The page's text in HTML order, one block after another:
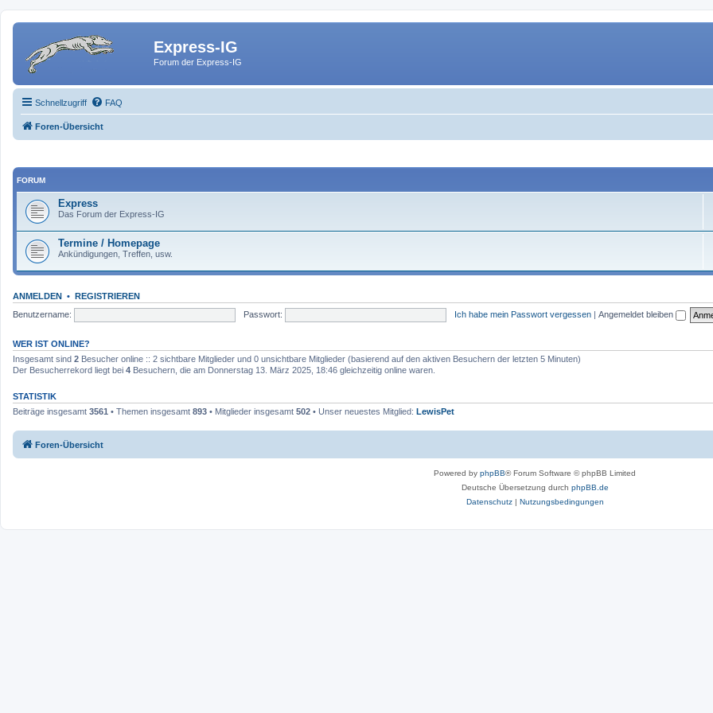
Express-IG
Forum der Express-IG
Schnellzugriff FAQ
Foren-Übersicht
FORUM
Express
Das Forum der Express-IG
Termine / Homepage
Ankündigungen, Treffen, usw.
ANMELDEN • REGISTRIEREN
Benutzername:
Passwort: Ich habe mein Passwort vergessen | Angemeldet bleiben
WER IST ONLINE?
Insgesamt sind 2 Besucher online :: 2 sichtbare Mitglieder und 0 unsichtbare Mitglieder (basierend auf den aktiven Besuchern der letzten 5 Minuten)
Der Besucherrekord liegt bei 4 Besuchern, die am Donnerstag 13. März 2025, 18:46 gleichzeitig online waren.
STATISTIK
Beiträge insgesamt 3561 • Themen insgesamt 893 • Mitglieder insgesamt 502 • Unser neuestes Mitglied: LewisPet
Foren-Übersicht
Powered by phpBB® Forum Software © phpBB Limited
Deutsche Übersetzung durch phpBB.de
Datenschutz| Nutzungsbedingungen